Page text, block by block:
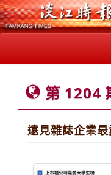
第 1204
遠見雜誌企業